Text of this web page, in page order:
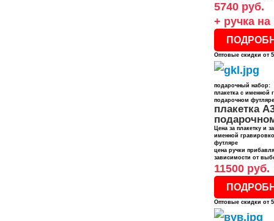
5740 руб.
+ ручка
Оптовые скидки от
подарочный набор:
плакетка с именной
подарочном футляре
плакетка
Цена за плакетку и
именной
футляре
цена ручки
зависимости от
11500 руб.
Оптовые скидки от